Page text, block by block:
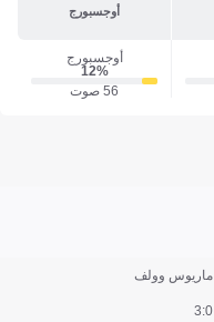
أوجسبورج
أوجسبورج
12‎%‎
56 صوت
ماريوس وولف
0:3